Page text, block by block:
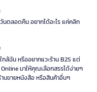
ตลอดคืน อยากได้อะไร แค่คลิก
ล้ฉัน หรืออยากแวะร้าน B2S แต่
Online มาให้คุณเลือกสรรได้ง่ายๆ
นขายหนังสือ หรือสินค้าอื่นๆ